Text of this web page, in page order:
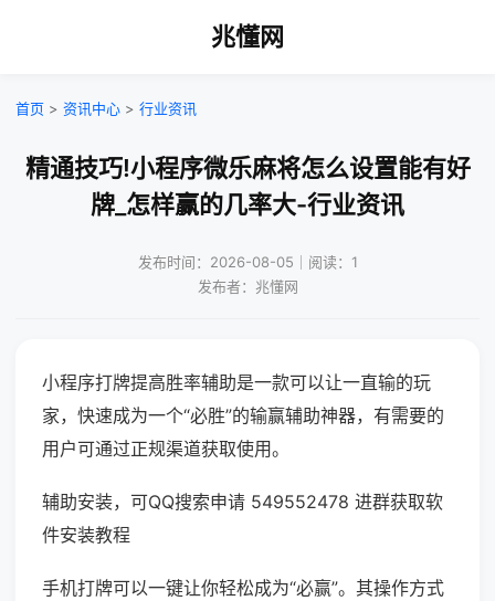
兆懂网
首页 > 资讯中心 > 行业资讯
精通技巧!小程序微乐麻将怎么设置能有好
牌_怎样赢的几率大-行业资讯
发布时间：2026-08-05｜阅读：1
发布者：兆懂网
小程序打牌提高胜率辅助是一款可以让一直输的玩
家，快速成为一个“必胜”的输赢辅助神器，有需要的
用户可通过正规渠道获取使用。
辅助安装，可QQ搜索申请 549552478 进群获取软
件安装教程
手机打牌可以一键让你轻松成为“必赢”。其操作方式